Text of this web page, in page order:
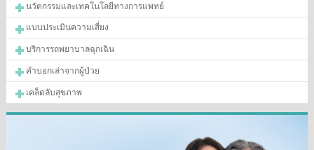
นวัตกรรมและเทคโนโลยีทางการแพทย์
แบบประเมินความเสี่ยง
บริการรถพยาบาลฉุกเฉิน
คำบอกเล่าจากผู้ป่วย
เคล็ดลับสุขภาพ